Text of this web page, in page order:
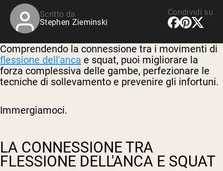
Shop All Vegan Protein
Scritto da
Stephen Zieminski
Condividi su
Comprendendo la connessione tra i movimenti di
flessione dell'anca e squat, puoi migliorare la
forza complessiva delle gambe, perfezionare le
tecniche di sollevamento e prevenire gli infortuni.
Immergiamoci.
LA CONNESSIONE TRA
FLESSIONE DELL'ANCA E SQUAT